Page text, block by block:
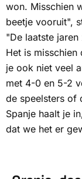
won. Misschien
beetje vooruit",
"De laatste
Het is
je ook niet veel
met 4-0 en 5-2
de speelsters of
Spanje haalt je
dat we het er